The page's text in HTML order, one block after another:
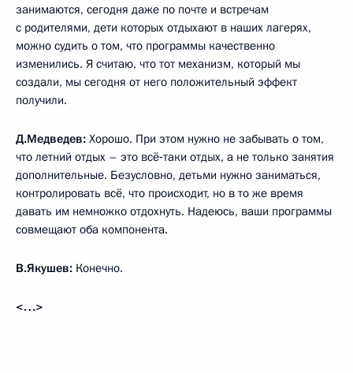
занимаются, сегодня даже по почте и встречам
с родителями, дети которых отдыхают в наших лагерях,
можно судить о том, что программы качественно
изменились. Я считаю, что тот механизм, который мы
создали, мы сегодня от него положительный эффект
получили.
Д.Медведев: Хорошо. При этом нужно не забывать о том,
что летний отдых – это всё‑таки отдых, а не только занятия
дополнительные. Безусловно, детьми нужно заниматься,
контролировать всё, что происходит, но в то же время
давать им немножко отдохнуть. Надеюсь, ваши программы
совмещают оба компонента.
В.Якушев: Конечно.
<…>